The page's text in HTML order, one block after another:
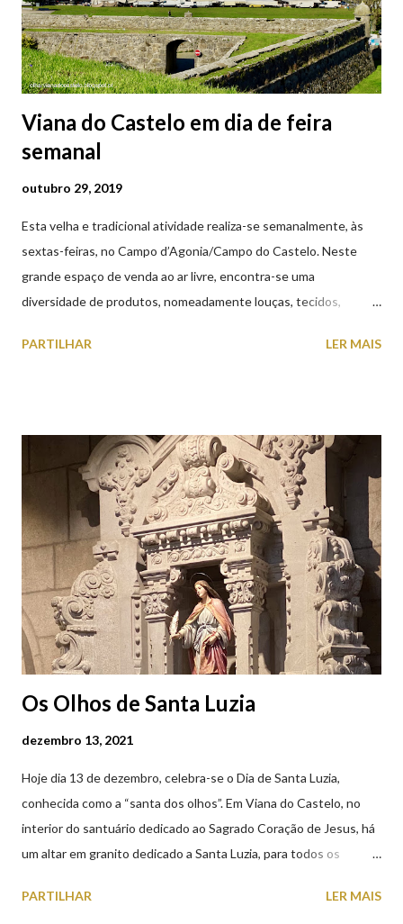
Viana do Castelo em dia de feira
semanal
outubro 29, 2019
Esta velha e tradicional atividade realiza-se semanalmente, às
sextas-feiras, no Campo d’Agonia/Campo do Castelo. Neste
grande espaço de venda ao ar livre, encontra-se uma
diversidade de produtos, nomeadamente louças, tecidos,
cobres entre muitos outros. Horário de funcionamento | Verão
(2019.10.25) Feira Semanal em Viana do Castelo (2019.10.25)
Feira Semanal em Viana do Castelo (2019.10.25) Feira Semanal
em Viana do Castelo (2019.10.25) Feira Semanal em Viana do
Castelo (2019.10.25) Feira Semanal em Viana do Castelo
(2019.10.25)
PARTILHAR LER MAIS
Os Olhos de Santa Luzia
dezembro 13, 2021
Hoje dia 13 de dezembro, celebra-se o Dia de Santa Luzia,
conhecida como a “santa dos olhos”. Em Viana do Castelo, no
interior do santuário dedicado ao Sagrado Coração de Jesus, há
um altar em granito dedicado a Santa Luzia, para todos os
uma capela dedicada a Santa Luzia construída no cimo do monte
PARTILHAR LER MAIS